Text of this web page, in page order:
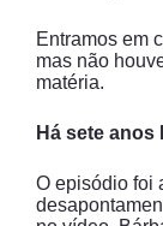
Entramos em
mas não
matéria.
Há sete
O episódio foi